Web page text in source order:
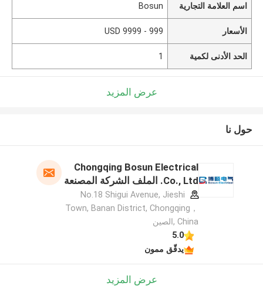
اسم العلامة التجارية Bosun
الأسعار 999 - 9999 USD
الحد الأدنى لكمية 1
عرض المزيد
حول نا
Chongqing Bosun Electrical
Co., Ltd. الملف الشركة المصنعة
No.18 Shigui Avenue, Jieshi
Town, Banan District, Chongqing，
China ,الصين
5.0
يدقّق ممون
عرض المزيد